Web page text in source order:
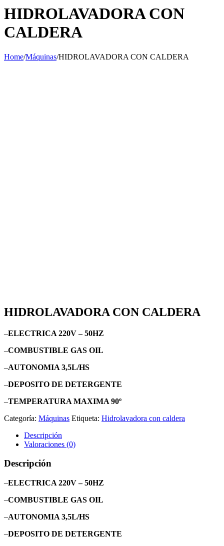
HIDROLAVADORA CON
CALDERA
Home/Máquinas/HIDROLAVADORA CON CALDERA
HIDROLAVADORA CON CALDERA
–ELECTRICA 220V – 50HZ
–COMBUSTIBLE GAS OIL
–AUTONOMIA 3,5L/HS
–DEPOSITO DE DETERGENTE
–TEMPERATURA MAXIMA 90º
Categoría: Máquinas Etiqueta: Hidrolavadora con caldera
Descripción
Valoraciones (0)
Descripción
–ELECTRICA 220V – 50HZ
–COMBUSTIBLE GAS OIL
–AUTONOMIA 3,5L/HS
–DEPOSITO DE DETERGENTE